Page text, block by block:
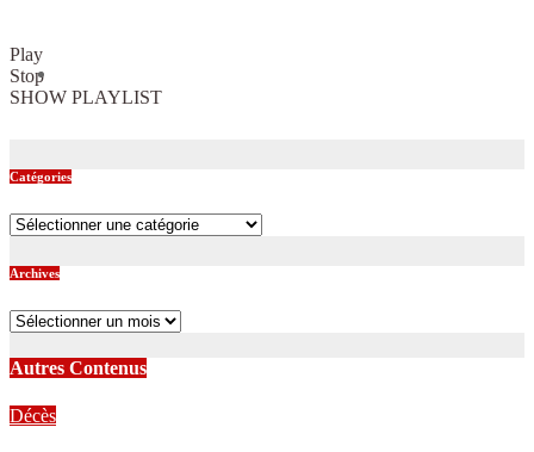
Play
Stop
SHOW PLAYLIST
Catégories
Catégories
Archives
Archives
Autres Contenus
Décès